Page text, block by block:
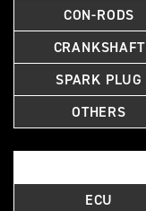
CON-RODS
CRANKSHAFT
SPARK PLUG
OTHERS
ECU